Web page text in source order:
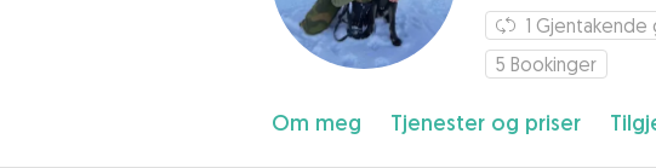
1 Gjentakende
5 Bookinger
Om meg Tjenester og priser